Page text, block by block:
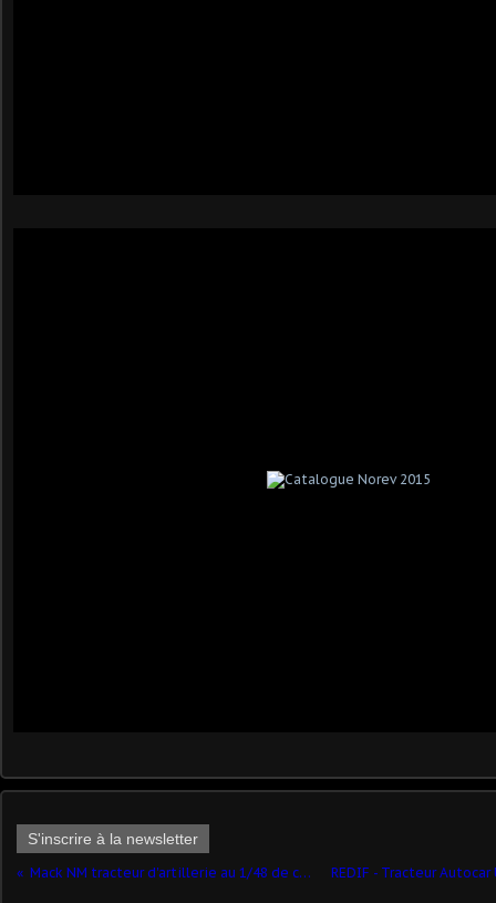
S'inscrire à la newsletter
Mack NM tracteur d'artillerie au 1/48 de chez Hartsmith (par Robert)